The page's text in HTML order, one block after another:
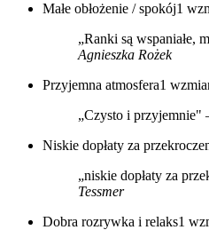
Małe obłożenie / spokój1
„Ranki są wspaniałe,
Agnieszka Rożek
Przyjemna atmosfera1
„Czysto i przyjemnie"
Niskie dopłaty za
„niskie dopłaty za
Tessmer
Dobra rozrywka i relaks1